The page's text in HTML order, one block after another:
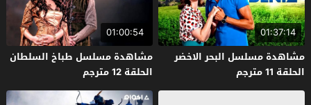
01:37:14
مشاهدة مسلسل البحر الاخضر
الحلقة 11 مترجم
01:00:54
مشاهدة مسلسل طباخ السلطان
الحلقة 12 مترجم